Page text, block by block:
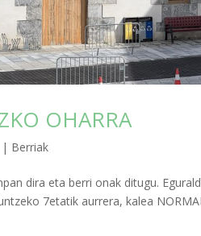
OHARRA
| Berriak
dira eta berri onak ditugu.
7etatik aurrera, kalea